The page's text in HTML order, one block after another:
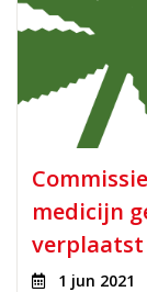
medicijn
verplaatst
1 jun 2021